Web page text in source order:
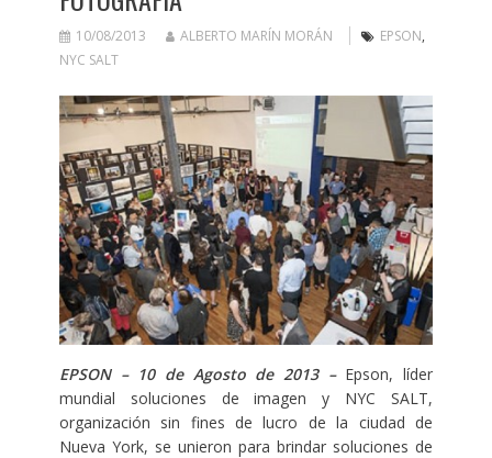
10/08/2013 ALBERTO MARÍN MORÁN EPSON,
NYC SALT
EPSON – 10 de Agosto de 2013 –Epson, líder
mundial soluciones de imagen y NYC SALT,
organización sin fines de lucro de la ciudad de
Nueva York, se unieron para brindar soluciones de